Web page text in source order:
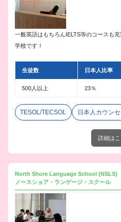
一般英語はもちろんIELTS等のコースも
学校です！
生徒数 日本人比率
500人以上 23％
TESOL/TECSOL 日本人カウン
詳細は
North Shore Language School (NSLS)
ノースショア・ランゲージ・スクール